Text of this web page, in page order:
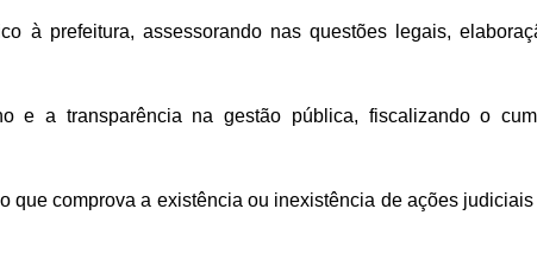
à prefeitura, assessorando nas questões legais,
e a transparência na gestão pública, fiscalizando o
que comprova a existência ou inexistência de ações